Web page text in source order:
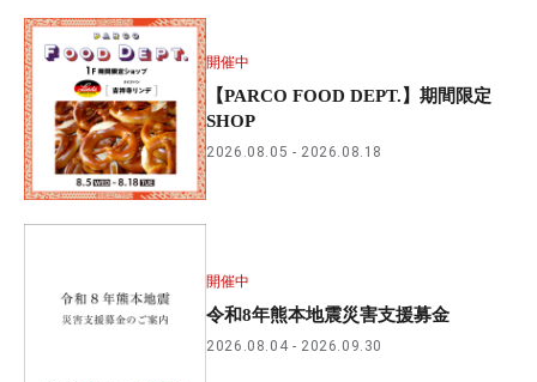
開催中
【PARCO FOOD DEPT.】期間限定
SHOP
2026.08.05 2026.08.18
開催中
令和8年熊本地震災害支援募金
2026.08.04 2026.09.30